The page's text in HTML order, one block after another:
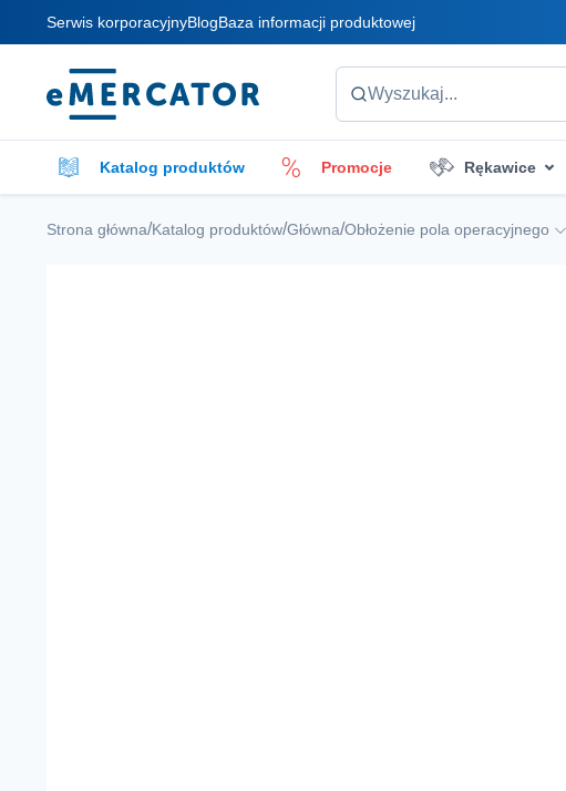
Serwis korporacyjnyBlogBaza informacji produktowej
Mercator
Wyszukaj...
Katalog produktów Promocje Rękawice
Płyny do czyszczenia Akcesoria do czyszczenia
Strona główna/Katalog produktów/Główna/Obłożenie pola operacyjnego